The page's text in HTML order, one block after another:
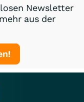
Newsletter
aus der